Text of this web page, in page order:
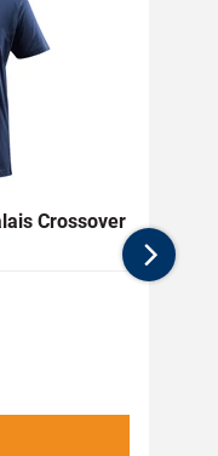
Crossover